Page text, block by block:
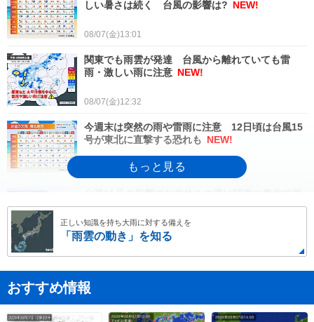
しい暑さは続く 台風の影響は? NEW!
08/07(金)13:01
関東でも雨雲が発達 台風から離れていても雷
雨・激しい雨に注意 NEW!
08/07(金)12:32
今週末は突然の雨や雷雨に注意 12日頃は台風15
号が東北に直撃する恐れも NEW!
08/07(金)12:16
が続く 2週間天気予報 NEW!
08/07(金)12:03
暴風・土砂災害に厳重警戒 NEW!
08/07(金)11:46
正しい知識を持ち大雨に対する備えを
「雨雲の動き」を知る
おすすめ情報